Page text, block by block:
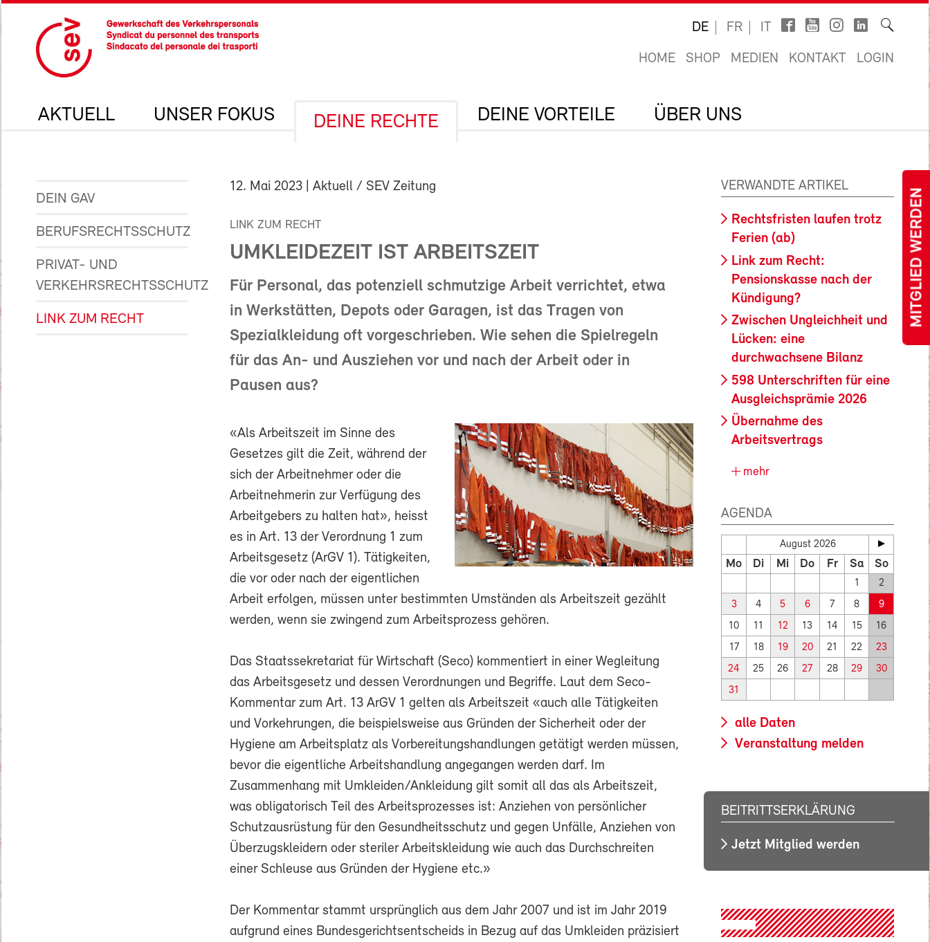
MITGLIED WERDEN
DE FR IT
HOME SHOP MEDIEN KONTAKT LOGIN
AKTUELL UNSER FOKUS DEINE RECHTE DEINE VORTEILE ÜBER UNS
DEIN GAV
BERUFSRECHTSSCHUTZ
PRIVAT- UND
VERKEHRSRECHTSSCHUTZ
LINK ZUM RECHT
12. Mai 2023 | Aktuell / SEV Zeitung
LINK ZUM RECHT
UMKLEIDEZEIT IST ARBEITSZEIT
Für Personal, das potenziell schmutzige Arbeit verrichtet, etwa
in Werkstätten, Depots oder Garagen, ist das Tragen von
Spezialkleidung oft vorgeschrieben. Wie sehen die Spielregeln
für das An- und Ausziehen vor und nach der Arbeit oder in
Pausen aus?
«Als Arbeitszeit im Sinne des
Gesetzes gilt die Zeit, während der
sich der Arbeitnehmer oder die
Arbeitnehmerin zur Verfügung des
Arbeitgebers zu halten hat», heisst
es in Art. 13 der Verordnung 1 zum
Arbeitsgesetz (ArGV 1). Tätigkeiten,
die vor oder nach der eigentlichen
Arbeit erfolgen, müssen unter bestimmten Umständen als Arbeitszeit gezählt
werden, wenn sie zwingend zum Arbeitsprozess gehören.
Das Staatssekretariat für Wirtschaft (Seco) kommentiert in einer Wegleitung
das Arbeitsgesetz und dessen Verordnungen und Begriffe. Laut dem Seco-
Kommentar zum Art. 13 ArGV 1 gelten als Arbeitszeit «auch alle Tätigkeiten
und Vorkehrungen, die beispielsweise aus Gründen der Sicherheit oder der
Hygiene am Arbeitsplatz als Vorbereitungshandlungen getätigt werden müssen,
bevor die eigentliche Arbeitshandlung angegangen werden darf. Im
Zusammenhang mit Umkleiden/Ankleidung gilt somit all das als Arbeitszeit,
was obligatorisch Teil des Arbeitsprozesses ist: Anziehen von persönlicher
Schutzausrüstung für den Gesundheitsschutz und gegen Unfälle, Anziehen von
Überzugskleidern oder steriler Arbeitskleidung wie auch das Durchschreiten
einer Schleuse aus Gründen der Hygiene etc.»
Der Kommentar stammt ursprünglich aus dem Jahr 2007 und ist im Jahr 2019
aufgrund eines Bundesgerichtsentscheids in Bezug auf das Umkleiden präzisiert
VERWANDTE ARTIKEL
Rechtsfristen laufen trotz
Ferien (ab)
Link zum Recht:
Pensionskasse nach der
Kündigung?
Zwischen Ungleichheit und
Lücken: eine
durchwachsene Bilanz
598 Unterschriften für eine
Ausgleichsprämie 2026
Übernahme des
Arbeitsvertrags
mehr
AGENDA
August 2026
Mo Di Mi Do Fr Sa So
1 2
3 4 5 6 7 8 9
10 11 12 13 14 15 16
17 18 19 20 21 22 23
24 25 26 27 28 29 30
31
alle Daten
Veranstaltung melden
BEITRITTSERKLÄRUNG
Jetzt Mitglied werden